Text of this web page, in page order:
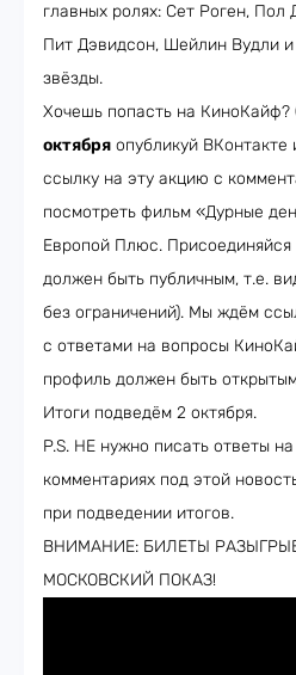
главных ролях: Сет Роген, Пол
Пит Дэвидсон, Шейлин Вудли и
звёзды.
Хочешь попасть на КиноКайф?
октября опубликуй
ссылку на эту акцию с
посмотреть фильм «Дурные
Европой Плюс.
должен быть публичным, т.е.
без ограничений). Мы ждём
с ответами на вопросы
профиль должен быть
Итоги подведём 2 октября.
P.S. НЕ нужно писать ответы
комментариях под этой
при подведении итогов.
ВНИМАНИЕ: БИЛЕТЫ
МОСКОВСКИЙ ПОКАЗ!